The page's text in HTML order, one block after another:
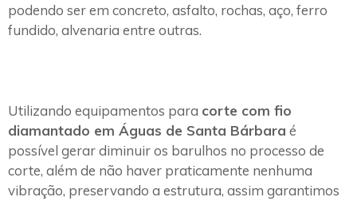
podendo ser em concreto, asfalto, rochas, aço, ferro
fundido, alvenaria entre outras.
Utilizando equipamentos para corte com fio
diamantado em Águas de Santa Bárbara é
possível gerar diminuir os barulhos no processo de
corte, além de não haver praticamente nenhuma
vibração, preservando a estrutura, assim garantimos